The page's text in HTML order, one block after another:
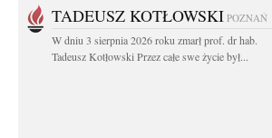
TADEUSZ KOTŁOWSKI POZNAŃ
W dniu 3 sierpnia 2026 roku zmarł prof. dr hab.
Tadeusz Kotłowski Przez całe swe życie był...